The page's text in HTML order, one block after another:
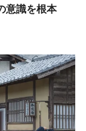
意識を根本